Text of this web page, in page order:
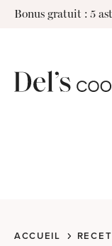
SkipBonus gratuit : 5
ACCUEIL